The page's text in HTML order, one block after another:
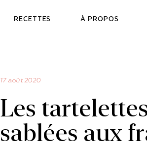
RECETTES À PROPOS
17 août 2020
Les tartelettes
sablées aux